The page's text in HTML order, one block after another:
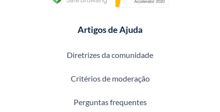
Artigos de Ajuda
Diretrizes da comunidade
Critérios de moderação
Perguntas frequentes